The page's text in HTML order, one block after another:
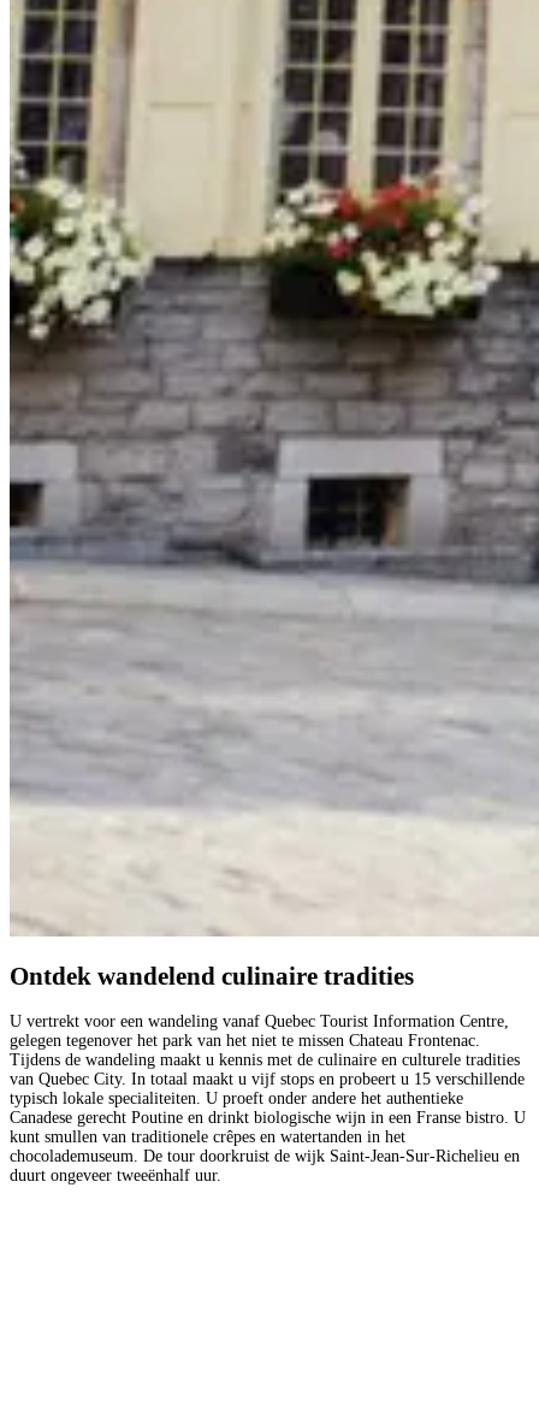
Ontdek wandelend culinaire tradities
U vertrekt voor een wandeling vanaf Quebec Tourist Information Centre,
gelegen tegenover het park van het niet te missen Chateau Frontenac.
Tijdens de wandeling maakt u kennis met de culinaire en culturele tradities
van Quebec City. In totaal maakt u vijf stops en probeert u 15 verschillende
typisch lokale specialiteiten. U proeft onder andere het authentieke
Canadese gerecht Poutine en drinkt biologische wijn in een Franse bistro. U
kunt smullen van traditionele crêpes en watertanden in het
chocolademuseum. De tour doorkruist de wijk Saint-Jean-Sur-Richelieu en
duurt ongeveer tweeënhalf uur.